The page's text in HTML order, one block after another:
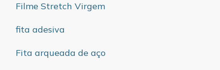
Filme Stretch Virgem
fita adesiva
Fita arqueada de aço